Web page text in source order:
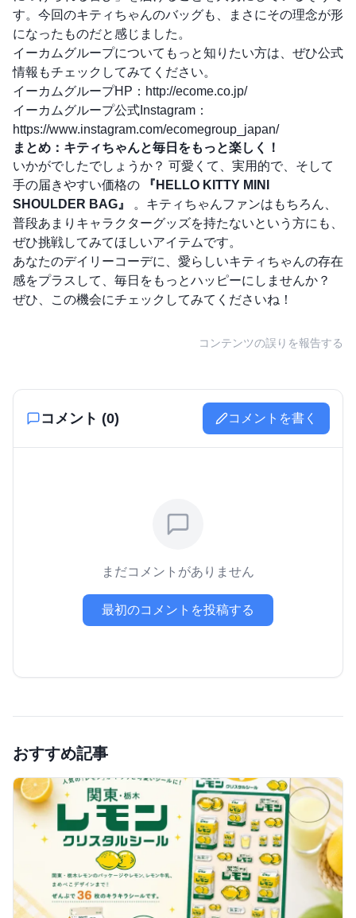
す。今回のキティちゃんのバッグも、まさにその理念が形
になったものだと感じました。
イーカムグループについてもっと知りたい方は、ぜひ公式
情報もチェックしてみてください。
イーカムグループHP： http://ecome.co.jp/
イーカムグループ公式Instagram：
https://www.instagram.com/ecomegroup_japan/
まとめ：キティちゃんと毎日をもっと楽しく！
いかがでしたでしょうか？ 可愛くて、実用的で、そして
手の届きやすい価格の
『HELLO KITTY MINI
SHOULDER BAG』
。キティちゃんファンはもちろん、
普段あまりキャラクターグッズを持たないという方にも、
ぜひ挑戦してみてほしいアイテムです。
あなたのデイリーコーデに、愛らしいキティちゃんの存在
感をプラスして、毎日をもっとハッピーにしませんか？
ぜひ、この機会にチェックしてみてくださいね！
コンテンツの誤りを報告する
コメント (0) コメントを書く
まだコメントがありません
最初のコメントを投稿する
おすすめ記事